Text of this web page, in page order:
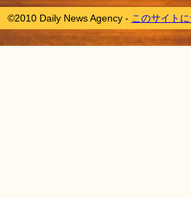
©2010 Daily News Agency - このサイト